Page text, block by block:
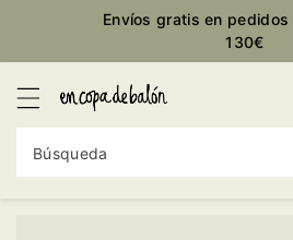
Envíos gratis en
130€
Búsqueda